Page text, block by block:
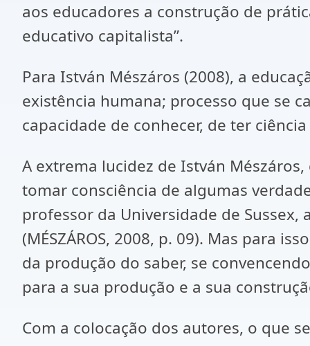
aos educadores a construção de
educativo capitalista”.
Para István Mészáros (2008), a
existência humana; processo que se
capacidade de conhecer, de ter
A extrema lucidez de István
tomar consciência de algumas
professor da Universidade de Sussex,
(MÉSZÁROS, 2008, p. 09). Mas para
da produção do saber, se
para a sua produção e a sua
Com a colocação dos autores, o que